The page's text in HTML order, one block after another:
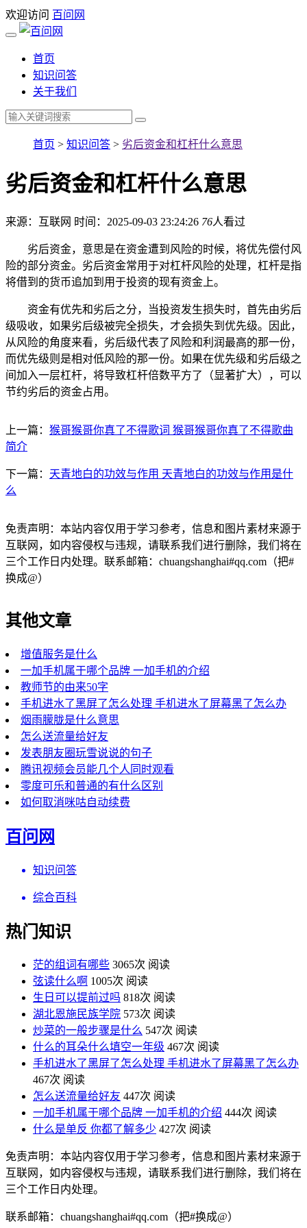
欢迎访问 百问网
首页
知识问答
关于我们
首页 > 知识问答 > 劣后资金和杠杆什么意思
劣后资金和杠杆什么意思
来源：互联网 时间：2025-09-03 23:24:26 76人看过
劣后资金，意思是在资金遭到风险的时候，将优先偿付风
险的部分资金。劣后资金常用于对杠杆风险的处理，杠杆是指
将借到的货币追加到用于投资的现有资金上。
资金有优先和劣后之分，当投资发生损失时，首先由劣后
级吸收，如果劣后级被完全损失，才会损失到优先级。因此，
从风险的角度来看，劣后级代表了风险和利润最高的那一份，
而优先级则是相对低风险的那一份。如果在优先级和劣后级之
间加入一层杠杆，将导致杠杆倍数平方了（显著扩大），可以
节约劣后的资金占用。
上一篇： 猴哥猴哥你真了不得歌词 猴哥猴哥你真了不得歌曲
简介
下一篇： 天青地白的功效与作用 天青地白的功效与作用是什
么
免责声明：本站内容仅用于学习参考，信息和图片素材来源于
互联网，如内容侵权与违规，请联系我们进行删除，我们将在
三个工作日内处理。联系邮箱：chuangshanghai#qq.com（把#
换成@）
其他文章
增值服务是什么
一加手机属于哪个品牌 一加手机的介绍
教师节的由来50字
手机进水了黑屏了怎么处理 手机进水了屏幕黑了怎么办
烟雨朦胧是什么意思
怎么送流量给好友
发表朋友圈玩雪说说的句子
腾讯视频会员能几个人同时观看
零度可乐和普通的有什么区别
如何取消咪咕自动续费
百问网
知识问答
综合百科
热门知识
茫的组词有哪些 3065次 阅读
弦读什么啊 1005次 阅读
生日可以提前过吗 818次 阅读
湖北恩施民族学院 573次 阅读
炒菜的一般步骤是什么 547次 阅读
什么的耳朵什么填空一年级 467次 阅读
手机进水了黑屏了怎么处理 手机进水了屏幕黑了怎么办
467次 阅读
怎么送流量给好友 447次 阅读
一加手机属于哪个品牌 一加手机的介绍 444次 阅读
什么是单反 你都了解多少 427次 阅读
免责声明：本站内容仅用于学习参考，信息和图片素材来源于
互联网，如内容侵权与违规，请联系我们进行删除，我们将在
三个工作日内处理。
联系邮箱：chuangshanghai#qq.com（把#换成@）